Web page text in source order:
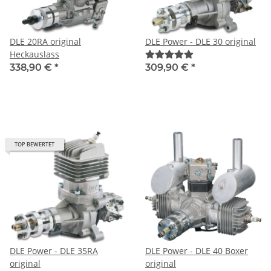
DLE 20RA original
Heckauslass
338,90 € *
DLE Power - DLE 30 original
309,90 € *
TOP BEWERTET
DLE Power - DLE 35RA
original
DLE Power - DLE 40 Boxer
original